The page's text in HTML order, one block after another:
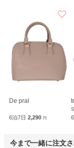
De pral
6泊7日 2,290 円
S
今まで一緒に注文